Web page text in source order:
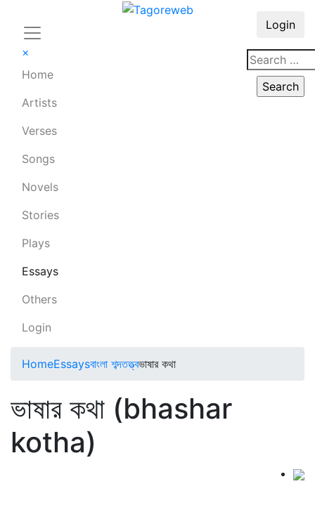
×
Home
Artists
Verses
Songs
Novels
Stories
Plays
Essays
Others
Login
Login
HomeEssaysবাংলা শব্দতত্ত্বভাষার কথা
ভাষার কথা (bhashar
kotha)